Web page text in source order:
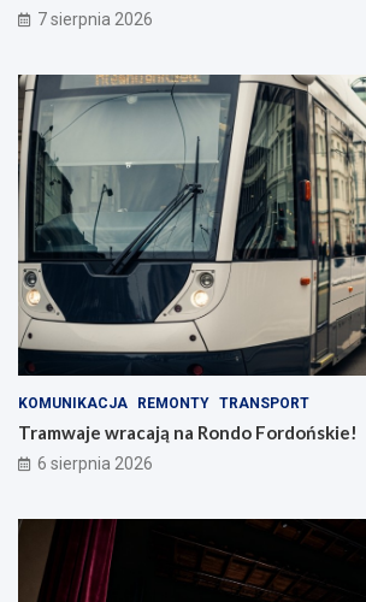
7 sierpnia 2026
KOMUNIKACJA REMONTY TRANSPORT
Tramwaje wracają na Rondo Fordońskie!
6 sierpnia 2026